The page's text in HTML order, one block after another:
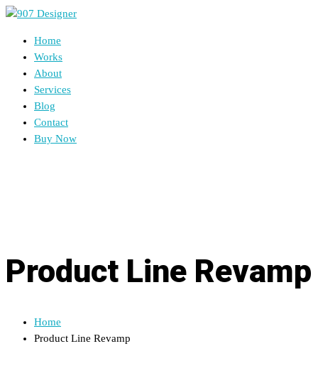
Home
Works
About
Services
Blog
Contact
Buy Now
Product Line Revamp
Home
Product Line Revamp